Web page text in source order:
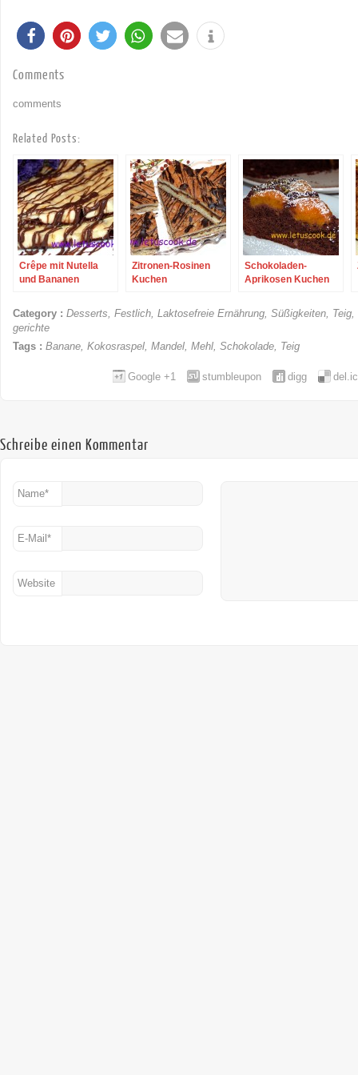
Comments
comments
Related Posts:
Crêpe mit Nutella
und Bananen
Zitronen-Rosinen
Kuchen
Schokoladen-
Aprikosen Kuchen
Category : Desserts Festlich Laktosefreie Ernährung Süßigkeiten Teig
gerichte
Tags : Banane Kokosraspel Mandel Mehl Schokolade Teig
digg
stumbleupon
Google +1
Schreibe einen Kommentar
Name*
E-Mail *
Website